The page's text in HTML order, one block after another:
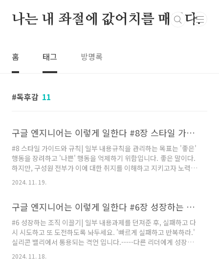
나는 내 좌절에 값어치를 매긴다.
홈 태그 방명록
독후감 11
구글 엔지니어는 이렇게 일한다 #8장 스타일 가이드와 규칙을 읽고
#8 스타일 가이드와 규칙| 일부 내용규칙을 관리하는 목표는 '좋은'
행동을 장려하고 '나쁜' 행동을 억제하기 위함입니다. 좋은 말이다.
하지만, 구성원 전부가 이에 대한 취지를 이해하고 지키고자 노력할
때 진정한 효과가 발휘되는것 같다. 프로그래밍 과정에서의 규칙에
있어서도 하나의 예외가 발생하기 시작하면 규칙이 그대로 무너져
부 내용규칙 모음을 정의할 때 반드시 던져야 하는 질문은 '무슨 규
칙이 필요하지?' 가 아니라 '어떤 목표를 이루려 하지?' 입니다. 지
금까지 규칙은 '나쁜' 행동을 억제하기 위한 용도 였다. 예를 들면
'지각 하지 마라' 와 같이 말이다. 하지만, 이에 대한 관점을 '어떤 목
표를 이루려 하지?' 에 두어보지는 않..
2024. 11. 19.
구글 엔지니어는 이렇게 일한다 #6장 성장하는 조직 이끌기를 읽고
#6 성장하는 조직 이끌기| 일부 내용과제를 던져준 후, 실패하고 다
시 시도하고 또 도전하도록 놔두세요. '빠르게 실패하고 반복하라.'
실리콘 밸리에서 통용되는 격언 입니다.-----다른 리더에게 성장할
기회를 마련해줘야 합니다. 그들은 '레벨업' 하는 방법을 배우고 스
스로 일을 완수해내야 하고요. 그리하여 업무 크리티컬 패스상에서
2024. 11. 18.